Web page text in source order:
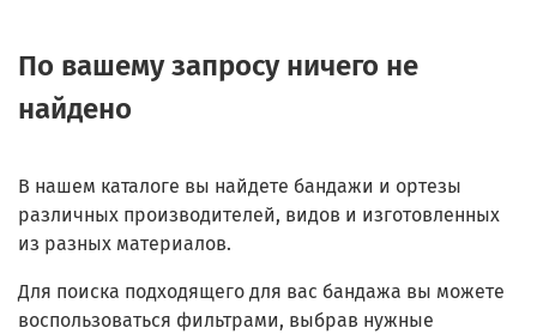
По вашему запросу ничего не
найдено
В нашем каталоге вы найдете бандажи и ортезы
различных производителей, видов и изготовленных
из разных материалов.
Для поиска подходящего для вас бандажа вы можете
воспользоваться фильтрами, выбрав нужные